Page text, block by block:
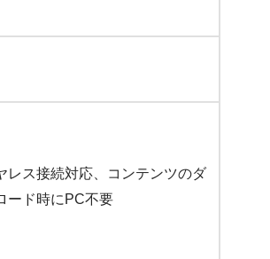
レス接続対応、コンテンツのダ
ード時にPC不要